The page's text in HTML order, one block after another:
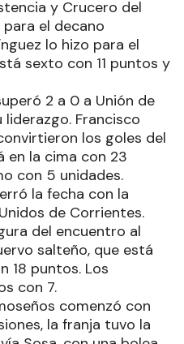
y Crucero del
el decano
lo hizo para el
sexto con 11 puntos y
2 a 0 a Unión de
liderazgo. Francisco
los goles del
en la cima con 23
con 5 unidades.
la fecha con la
de Corrientes.
del encuentro al
salteño, que está
18 puntos. Los
con 7.
comenzó con
la franja tuvo la